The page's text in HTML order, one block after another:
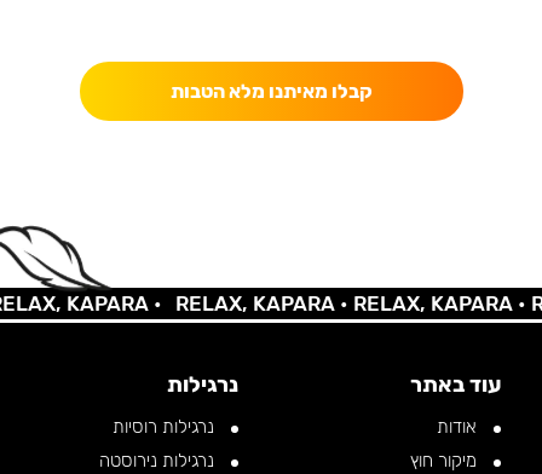
קבלו מאיתנו מלא הטבות
KAPARA • RELAX, KAPARA •RELAX, KAPARA •
עוד באתר
אודות
מיקור חוץ
נרגילות
נרגילות רוסיות
נרגילות נירוסטה